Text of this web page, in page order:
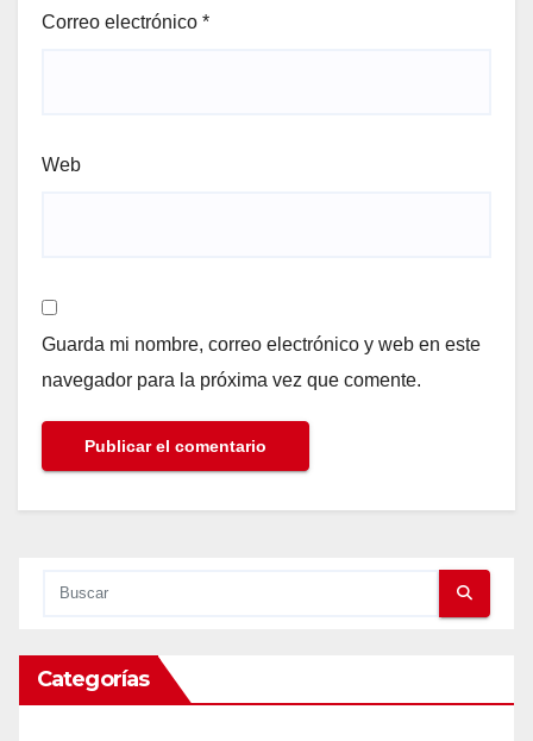
Correo electrónico *
Web
Guarda mi nombre, correo electrónico y web en este
navegador para la próxima vez que comente.
Categorías